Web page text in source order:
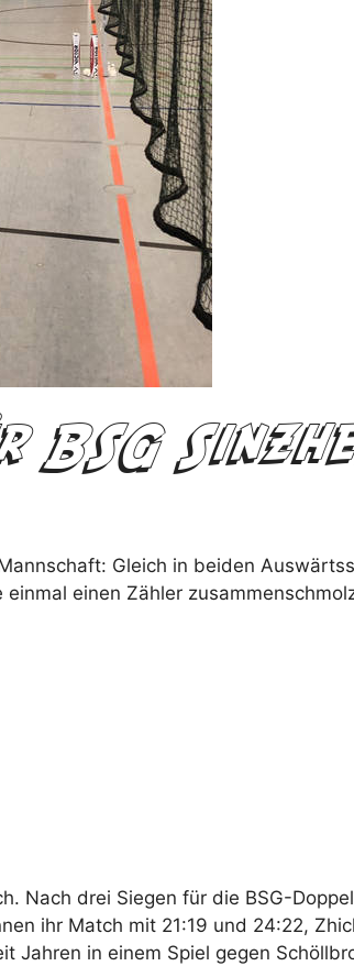
BSG
Gleich in beiden
einen Zähler
Nach drei Siegen für die BSG-
ihr Match mit 21:19 und 24:22,
in einem Spiel gegen